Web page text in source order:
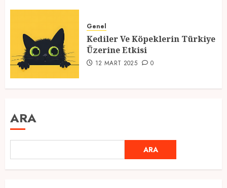
Genel
Kediler Ve Köpeklerin Türkiye
Üzerine Etkisi
12 MART 2025 0
ARA
ARA